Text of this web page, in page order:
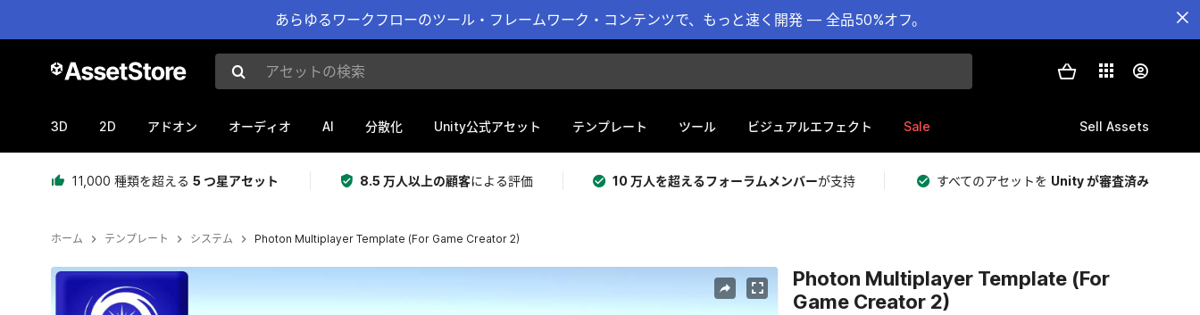
あらゆるワークフローのツール・フレームワーク・コンテンツで、もっと速く開発 — 全品50%オフ。
アセットの検索
3D 2D アドオン オーディオ AI 分散化 Unity公式アセット テンプレート ツール ビジュアルエフェクト Sale Sell Assets
11,000 種類を超える 5 つ星アセット 8.5 万人以上の顧客による評価 10 万人を超えるフォーラムメンバーが支持 すべてのアセットを Unity が審査済み
ホーム テンプレート システム Photon Multiplayer Template (For Game Creator 2)
現在のスライド：1 / 5
Photon Multiplayer Template (For
Game Creator 2)